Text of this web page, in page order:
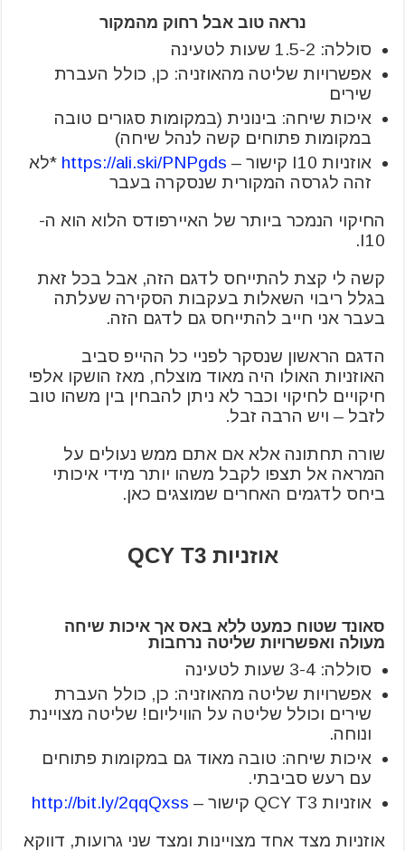
נראה טוב אבל רחוק מהמקור
סוללה: 1.5-2 שעות לטעינה
אפשרויות שליטה מהאוזניה: כן, כולל העברת
שירים
איכות שיחה: בינונית (במקומות סגורים טובה
במקומות פתוחים קשה לנהל שיחה)
אוזניות I10 קישור –
https://ali.ski/PNPgds *לא
זהה לגרסה המקורית שנסקרה בעבר
החיקוי הנמכר ביותר של האיירפודס הלוא הוא ה-
I10.
קשה לי קצת להתייחס לדגם הזה, אבל בכל זאת
בגלל ריבוי השאלות בעקבות הסקירה שעלתה
בעבר אני חייב להתייחס גם לדגם הזה.
הדגם הראשון שנסקר לפניי כל ההייפ סביב
האוזניות האולו היה מאוד מוצלח, מאז הושקו אלפי
חיקויים לחיקוי וכבר לא ניתן להבחין בין משהו טוב
לזבל – ויש הרבה זבל.
שורה תחתונה אלא אם אתם ממש נעולים על
המראה אל תצפו לקבל משהו יותר מידי איכותי
ביחס לדגמים האחרים שמוצגים כאן.
אוזניות QCY T3
סאונד שטוח כמעט ללא באס אך איכות שיחה
מעולה ואפשרויות שליטה נרחבות
סוללה: 3-4 שעות לטעינה
אפשרויות שליטה מהאוזניה: כן, כולל העברת
שירים וכולל שליטה על הוויליום! שליטה מצויינת
ונוחה.
איכות שיחה: טובה מאוד גם במקומות פתוחים
עם רעש סביבתי.
אוזניות QCY T3 קישור –
http://bit.ly/2qqQxss
אוזניות מצד אחד מצויינות ומצד שני גרועות, דווקא